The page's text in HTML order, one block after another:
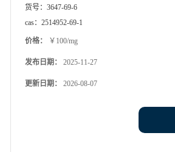
货号： 3647-69-6
cas： 2514952-69-1
价格： ￥100/mg
发布日期： 2025-11-27
更新日期： 2026-08-07